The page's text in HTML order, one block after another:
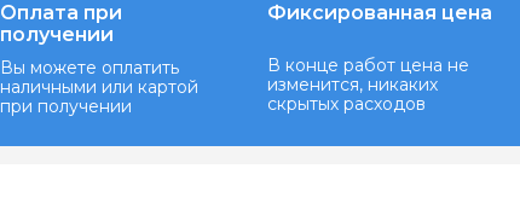
Оплата при
получении
Вы можете оплатить
наличными или картой
при получении
Фиксированная цена
В конце работ цена не
изменится, никаких
скрытых расходов